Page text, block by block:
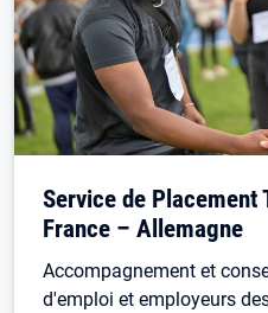
Service de
France – Allemagne
Accompagnement et
d'emploi et employeurs